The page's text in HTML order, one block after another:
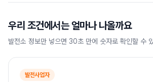
우리 조건에서는 얼마나 나올까요
발전소 정보만 넣으면 30초 만에 숫자로 확인할 수
발전사업자